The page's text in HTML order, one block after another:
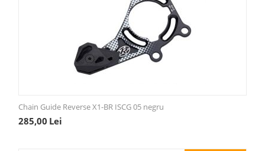
Chain Guide Reverse X1-BR ISCG 05 negru
285,00 Lei